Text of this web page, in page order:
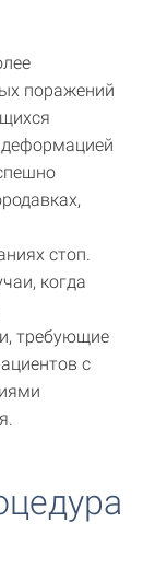
поражений
стоп.
когда
требующие
с